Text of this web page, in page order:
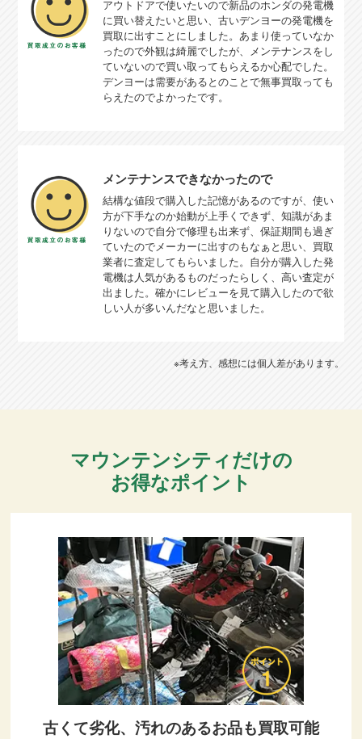
アウトドアで使いたいので新品のホンダの発電機
に買い替えたいと思い、古いデンヨーの発電機を
買取に出すことにしました。あまり使っていなか
ったので外観は綺麗でしたが、メンテナンスをし
ていないので買い取ってもらえるか心配でした。
デンヨーは需要があるとのことで無事買取っても
らえたのでよかったです。
メンテナンスできなかったので
結構な値段で購入した記憶があるのですが、使い
方が下手なのか始動が上手くできず、知識があま
りないので自分で修理も出来ず、保証期間も過ぎ
ていたのでメーカーに出すのもなぁと思い、買取
業者に査定してもらいました。自分が購入した発
電機は人気があるものだったらしく、高い査定が
出ました。確かにレビューを見て購入したので欲
しい人が多いんだなと思いました。
※考え方、感想には個人差があります。
マウンテンシティだけの
お得なポイント
古くて劣化、汚れのあるお品も買取可能